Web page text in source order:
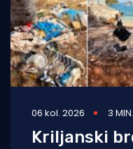
06 kol. 2026 3
Kriljanski